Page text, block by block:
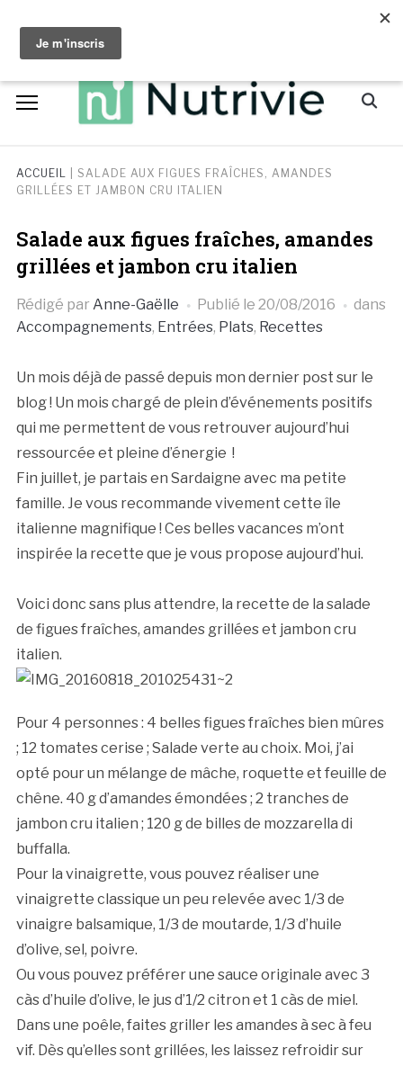
content
Search
ACCUEIL
SALADE AUX FIGUES FRAÎCHES, AMANDES
GRILLÉES ET JAMBON CRU ITALIEN
Salade aux figues fraîches, amandes
grillées et jambon cru italien
Rédigé par Anne-Gaëlle Publié le 20/08/2016
dans
Accompagnements, Entrées, Plats, Recettes
Un mois déjà de passé depuis mon dernier post sur le
blog ! Un mois chargé de plein d’événements positifs
qui me permettent de vous retrouver aujourd’hui
ressourcée et pleine d’énergie !
Fin juillet, je partais en Sardaigne avec ma petite
famille. Je vous recommande vivement cette île
italienne magnifique ! Ces belles vacances m’ont
inspirée la recette que je vous propose aujourd’hui.
Voici donc sans plus attendre, la recette de la salade
de figues fraîches, amandes grillées et jambon cru
italien.
Pour 4 personnes : 4 belles figues fraîches bien mûres
; 12 tomates cerise ; Salade verte au choix. Moi, j’ai
opté pour un mélange de mâche, roquette et feuille de
chêne. 40 g d’amandes émondées ; 2 tranches de
jambon cru italien ; 120 g de billes de mozzarella di
buffalla.
Pour la vinaigrette, vous pouvez réaliser une
vinaigrette classique un peu relevée avec 1/3 de
vinaigre balsamique, 1/3 de moutarde, 1/3 d’huile
d’olive, sel, poivre.
Ou vous pouvez préférer une sauce originale avec 3
càs d’huile d’olive, le jus d’1/2 citron et 1 càs de miel.
Dans une poêle, faites griller les amandes à sec à feu
vif. Dès qu’elles sont grillées, les laissez refroidir sur